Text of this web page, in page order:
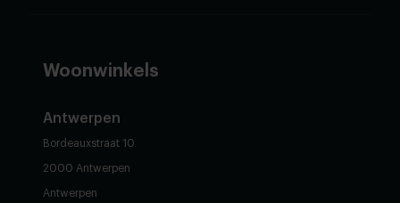
Woonwinkels
Antwerpen
Bordeauxstraat 10
2000 Antwerpen
Antwerpen